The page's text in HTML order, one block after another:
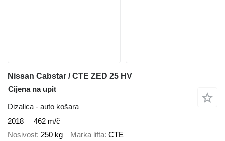
Nissan Cabstar / CTE ZED 25 HV
Cijena na upit
Dizalica - auto košara
2018
462 m/č
Nosivost 250 kg Marka lifta CTE